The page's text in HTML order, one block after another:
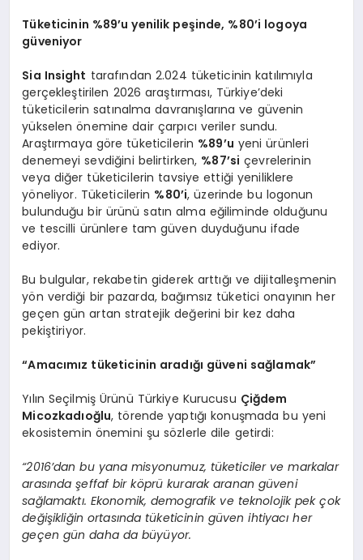
Tüketicinin %89’u yenilik peşinde, %80’i logoya
güveniyor
Sia Insight tarafından 2.024 tüketicinin katılımıyla
gerçekleştirilen 2026 araştırması, Türkiye’deki
tüketicilerin satınalma davranışlarına ve güvenin
yükselen önemine dair çarpıcı veriler sundu.
Araştırmaya göre tüketicilerin %89’u yeni ürünleri
denemeyi sevdiğini belirtirken, %87’si çevrelerinin
veya diğer tüketicilerin tavsiye ettiği yeniliklere
yöneliyor. Tüketicilerin %80’i, üzerinde bu logonun
bulunduğu bir ürünü satın alma eğiliminde olduğunu
ve tescilli ürünlere tam güven duyduğunu ifade
ediyor.
Bu bulgular, rekabetin giderek arttığı ve dijitalleşmenin
yön verdiği bir pazarda, bağımsız tüketici onayının her
geçen gün artan stratejik değerini bir kez daha
pekiştiriyor.
“Amacımız tüketicinin aradığı güveni sağlamak”
Yılın Seçilmiş Ürünü Türkiye Kurucusu Çiğdem
Micozkadıoğlu, törende yaptığı konuşmada bu yeni
ekosistemin önemini şu sözlerle dile getirdi:
“2016’dan bu yana misyonumuz, tüketiciler ve markalar
arasında şeffaf bir köprü kurarak aranan güveni
sağlamaktı. Ekonomik, demografik ve teknolojik pek çok
değişikliğin ortasında tüketicinin güven ihtiyacı her
geçen gün daha da büyüyor.